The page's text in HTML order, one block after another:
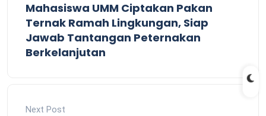
Mahasiswa UMM Ciptakan Pakan
Ternak Ramah Lingkungan, Siap
Jawab Tantangan Peternakan
Berkelanjutan
Next Post